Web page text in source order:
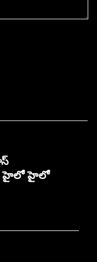
హైలో హైలో